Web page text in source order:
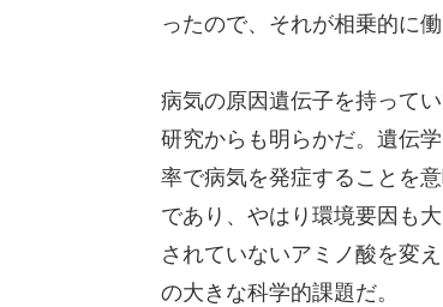
ったので、それが相乗的に
病気の原因遺伝子を持って
研究からも明らかだ。遺伝
率で病気を発症することを
であり、やはり環境要因も
されていないアミノ酸を変
の大きな科学的課題だ。